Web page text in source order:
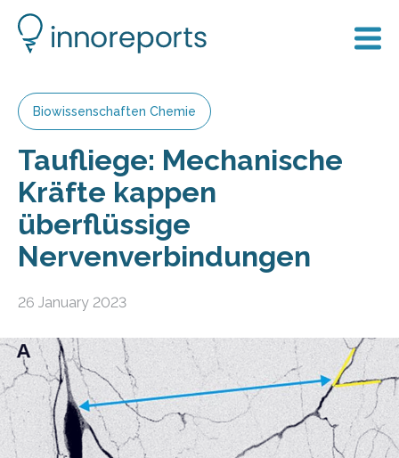
Biowissenschaften Chemie
Taufliege: Mechanische
Kräfte kappen
überflüssige
Nervenverbindungen
26 January 2023